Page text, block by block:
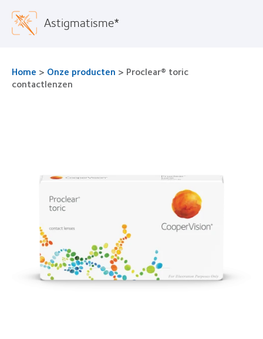
Astigmatisme*
Home > Onze producten > Proclear® toric
contactlenzen